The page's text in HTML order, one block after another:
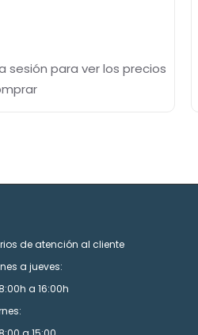
sesión para ver los precios
de atención al cliente
a jueves:
a 16:00h